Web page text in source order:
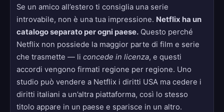
Se un amico all’estero ti consiglia una serie
introvabile, non è una tua impressione. Netflix ha un
catalogo separato per ogni paese. Questo perché
Netflix non possiede la maggior parte di film e serie
che trasmette — li concede in licenza, e questi
accordi vengono firmati regione per regione. Uno
studio può vendere a Netflix i diritti USA ma cedere i
diritti italiani a un’altra piattaforma, così lo stesso
titolo appare in un paese e sparisce in un altro.